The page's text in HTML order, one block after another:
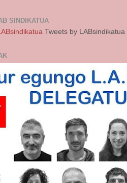
SINDIKATUA
Tweets by LABsindikatua